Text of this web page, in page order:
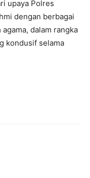
upaya Polres
dengan berbagai
dalam rangka
kondusif selama